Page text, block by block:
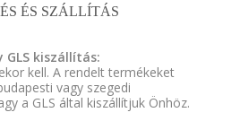
ÉS SZÁLLÍTÁS
GLS kiszállítás:
kell. A rendelt termékeket
vagy szegedi
a GLS által kiszállítjuk Önhöz.